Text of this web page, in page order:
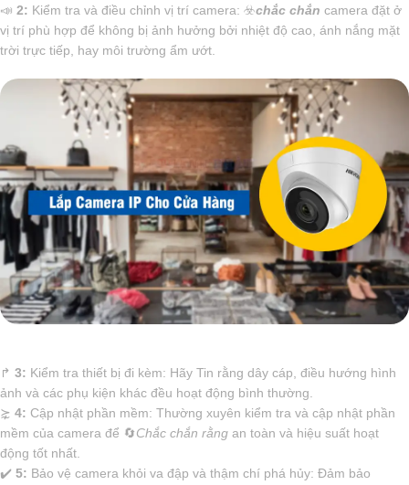
📣 2: Kiểm tra và điều chỉnh vị trí camera: ☣️chắc chắn camera đặt ở
vị trí phù hợp để không bị ảnh hưởng bởi nhiệt độ cao, ánh nắng mặt
trời trực tiếp, hay môi trường ẩm ướt.
️↱ 3: Kiểm tra thiết bị đi kèm: Hãy Tin rằng dây cáp, điều hướng hình
ảnh và các phụ kiện khác đều hoạt động bình thường.
⋩ 4: Cập nhật phần mềm: Thường xuyên kiểm tra và cập nhật phần
mềm của camera để 🔄Chắc chắn rằng an toàn và hiệu suất hoạt
động tốt nhất.
✔️ 5: Bảo vệ camera khỏi va đập và thậm chí phá hủy: Đảm bảo